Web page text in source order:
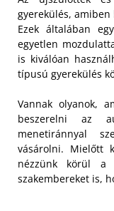
gyerekülés,
Ezek általában
egyetlen
is kiválóan
típusú gyerekülés
Vannak olyanok,
beszerelni az
menetiránnyal
vásárolni. Mielőtt
nézzünk körül a
szakembereket is,